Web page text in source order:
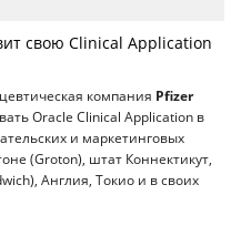
свою Clinical Application
компания Pfizer
Oracle Clinical Application в
и маркетинговых
(Groton), штат Коннектикут,
Англия, Токио и в своих